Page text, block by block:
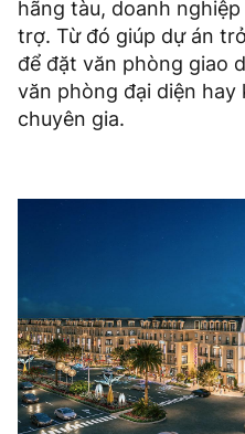
hãng tàu, doanh
trợ. Từ đó giúp dự án
để đặt văn phòng giao
văn phòng đại diện
chuyên gia.